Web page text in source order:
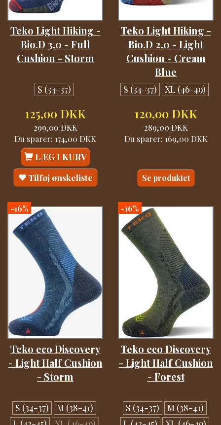
Teko Light Hiking -
Bio.D 3.0 - Full
Cushion - Storm
S (34-37)
125,00 DKK
299,00 DKK
Du sparer: 174,00 DKK
LÆG I KURV
Tilføj ønskeliste
Teko Light Hiking -
Bio.D 2.0 - Light
Cushion - Cream
Blue
S (34-37) XL (46-49)
120,00 DKK
289,00 DKK
Du sparer: 169,00 DKK
Se produktet
-16%
Teko eco Discovery
- Light Half Cushion
- Storm
S (34-37)
M (38-41)
-16%
Teko eco Discovery
- Light Half Cushion
- Forest
S (34-37)
M (38-41)